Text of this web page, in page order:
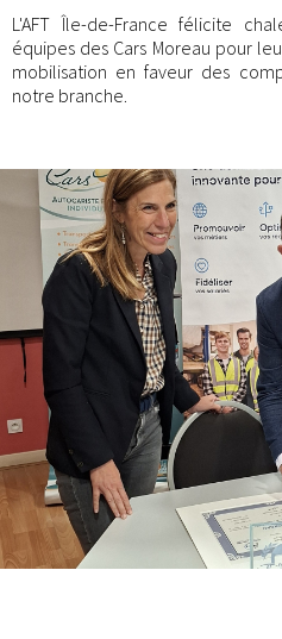
L'AFT Île-de-France félicite
équipes des Cars Moreau pour
mobilisation en faveur des
notre branche.